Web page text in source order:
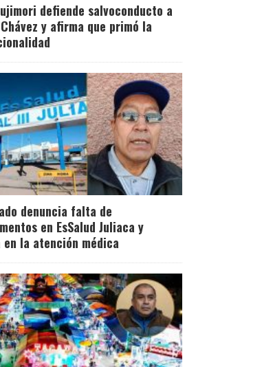
defiende salvoconducto a
y afirma que primó la
denuncia falta de
en EsSalud Juliaca y
en la atención médica